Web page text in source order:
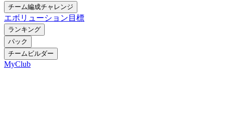
チーム編成チャレンジ
エボリューション 目標
ランキング
パック
チームビルダー
MyClub